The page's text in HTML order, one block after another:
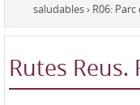
saludables› R06:
Rutes